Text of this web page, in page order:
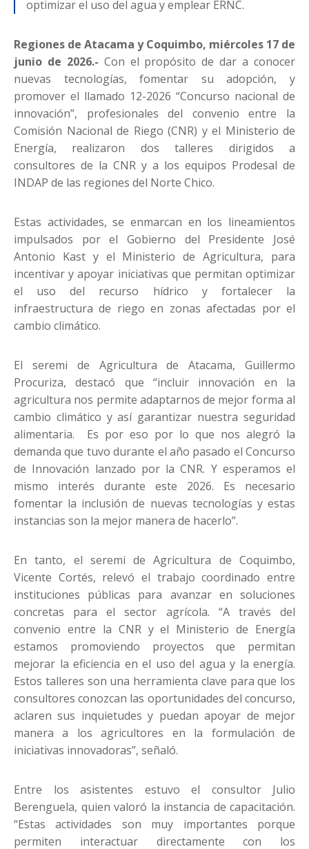
optimizar el uso del agua y emplear ERNC.
Regiones de Atacama y Coquimbo, miércoles 17 de
junio de 2026.- Con el propósito de dar a conocer
nuevas tecnologías, fomentar su adopción, y
promover el llamado 12-2026 “Concurso nacional de
innovación”, profesionales del convenio entre la
Comisión Nacional de Riego (CNR) y el Ministerio de
Energía, realizaron dos talleres dirigidos a
consultores de la CNR y a los equipos Prodesal de
INDAP de las regiones del Norte Chico.
Estas actividades, se enmarcan en los lineamientos
impulsados por el Gobierno del Presidente José
Antonio Kast y el Ministerio de Agricultura, para
incentivar y apoyar iniciativas que permitan optimizar
el uso del recurso hídrico y fortalecer la
infraestructura de riego en zonas afectadas por el
cambio climático.
El seremi de Agricultura de Atacama, Guillermo
Procuriza, destacó que “incluir innovación en la
agricultura nos permite adaptarnos de mejor forma al
cambio climático y así garantizar nuestra seguridad
alimentaria. Es por eso por lo que nos alegró la
demanda que tuvo durante el año pasado el Concurso
de Innovación lanzado por la CNR. Y esperamos el
mismo interés durante este 2026. Es necesario
fomentar la inclusión de nuevas tecnologías y estas
instancias son la mejor manera de hacerlo”.
En tanto, el seremi de Agricultura de Coquimbo,
Vicente Cortés, relevó el trabajo coordinado entre
instituciones públicas para avanzar en soluciones
concretas para el sector agrícola. “A través del
convenio entre la CNR y el Ministerio de Energía
estamos promoviendo proyectos que permitan
mejorar la eficiencia en el uso del agua y la energía.
Estos talleres son una herramienta clave para que los
consultores conozcan las oportunidades del concurso,
aclaren sus inquietudes y puedan apoyar de mejor
manera a los agricultores en la formulación de
iniciativas innovadoras”, señaló.
Entre los asistentes estuvo el consultor Julio
Berenguela, quien valoró la instancia de capacitación.
“Estas actividades son muy importantes porque
permiten interactuar directamente con los